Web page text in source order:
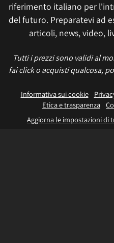
riferimento italiano per
del futuro. Preparatevi ad
articoli, news, video,
Tutti i prezzi sono validi al
fai click o acquisti qualcosa,
Informativa sui cookie
Etica e trasparenza
Aggiorna le impostazioni